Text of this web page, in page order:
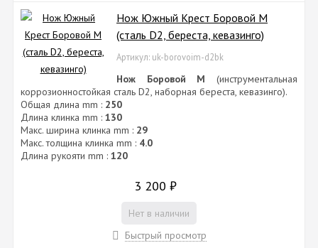
Нож Южный Крест Боровой М
(сталь D2, береста, кевазинго)
Артикул: uk-borovoim-d2bk
Нож Боровой М (инструментальная
коррозионностойкая сталь D2, наборная береста, кевазинго).
Общая длина mm : 250
Длина клинка mm : 130
Макс. ширина клинка mm : 29
Макс. толщина клинка mm : 4.0
Длина рукояти mm : 120
3 200 ₽
Нет в наличии
Быстрый просмотр